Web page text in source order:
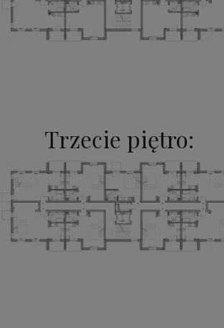
Trzecie piętro: